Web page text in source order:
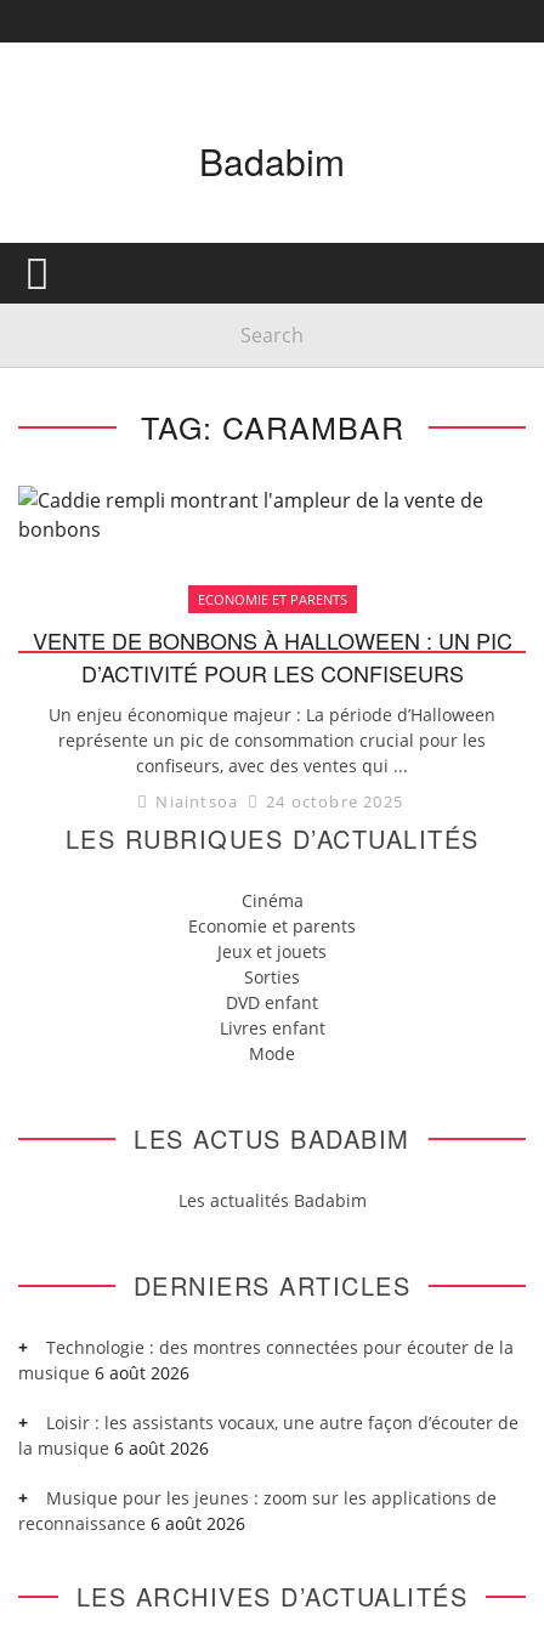
Badabim
TAG: CARAMBAR
ECONOMIE ET PARENTS
VENTE DE BONBONS À HALLOWEEN : UN PIC
D’ACTIVITÉ POUR LES CONFISEURS
Un enjeu économique majeur : La période d’Halloween
représente un pic de consommation crucial pour les
confiseurs, avec des ventes qui ...
Niaintsoa 24 octobre 2025
LES RUBRIQUES D’ACTUALITÉS
Cinéma
Economie et parents
Jeux et jouets
Sorties
DVD enfant
Livres enfant
Mode
LES ACTUS BADABIM
Les actualités Badabim
DERNIERS ARTICLES
Technologie : des montres connectées pour écouter de la
musique 6 août 2026
Loisir : les assistants vocaux, une autre façon d’écouter de
la musique 6 août 2026
Musique pour les jeunes : zoom sur les applications de
reconnaissance 6 août 2026
LES ARCHIVES D’ACTUALITÉS